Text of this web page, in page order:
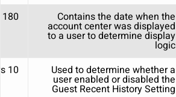
Contains the date when the
account center was displayed
to a user to determine display
logic
180 days
Used to determine whether a
user enabled or disabled the
Guest Recent History Setting
10 years